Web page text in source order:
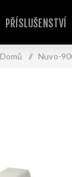
PŘÍSLUŠENSTVÍ
Domů / Nuvo-